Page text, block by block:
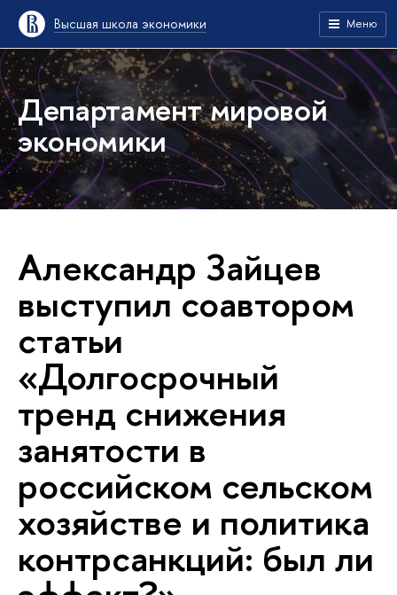
Высшая школа экономики Меню
Департамент мировой
экономики
Александр Зайцев
выступил соавтором
статьи
«Долгосрочный
тренд снижения
занятости в
российском сельском
хозяйстве и политика
контрсанкций: был ли